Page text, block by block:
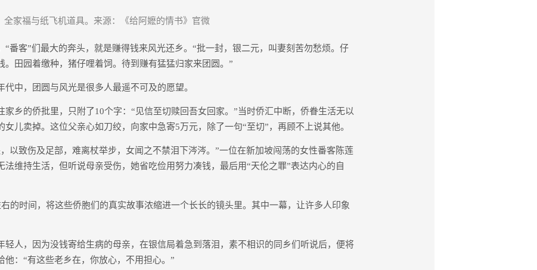
全家福与纸飞机道具。来源：《给阿嬷的情书》官微
客”们最大的奔头，就是赚得钱来风光还乡。“批一封，银二元，叫妻刻苦勿愁烦。仔
。田园着缴种，猪仔哩着饲。待到赚有猛猛归家来团圆。”
中，团圆与风光是很多人最遥不可及的愿望。
的侨批里，只附了10个字：“见信至切赎回吾女回家。”当时侨汇中断，侨眷生活无以
女儿卖掉。这位父亲心如刀绞，向家中急寄5万元，除了一句“至切”，再顾不上说其他。
致伤及足部，难离杖举步，女闻之不禁泪下涔涔。”一位在新加坡闯荡的女性番客陈莲
法维持生活，但听说母亲受伤，她省吃俭用努力凑钱，最后用“天伦之罪”表达内心的自
时间，将这些侨胞们的真实故事浓缩进一个长长的镜头里。其中一幕，让许多人印象
人，因为没钱寄给生病的母亲，在银信局着急到落泪，素不相识的同乡们听说后，便将
他：“有这些老乡在，你放心，不用担心。”